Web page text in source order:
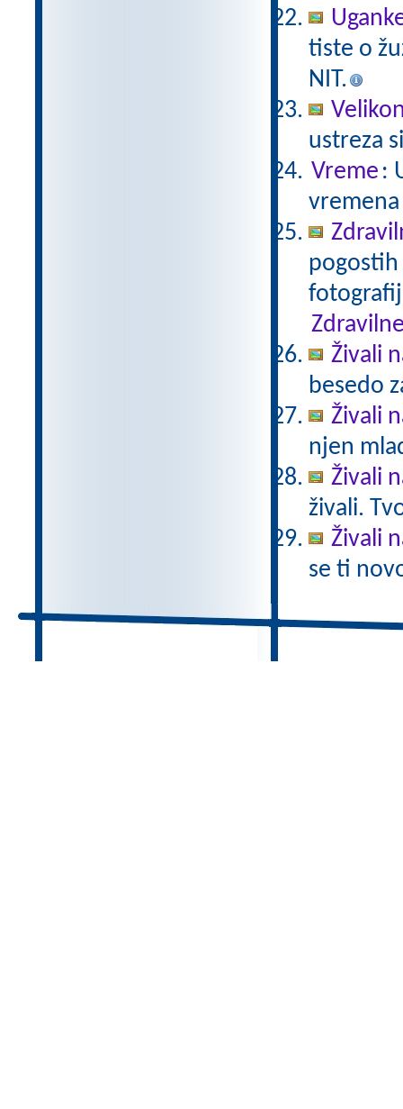
tiste o
NIT.
ustreza
Vreme :
pogostih
Živali
besedo
Živali
njen
Živali
živali.
Živali
se ti